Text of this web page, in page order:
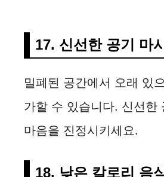
17. 신선한 공기 마
밀폐된 공간에서 오래 있
가할 수 있습니다. 신선한
마음을 진정시키세요.
18. 낮은 칼로리 음